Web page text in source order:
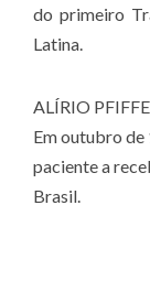
do primeiro
Latina.
ALÍRIO
Em outubro
paciente a
Brasil.